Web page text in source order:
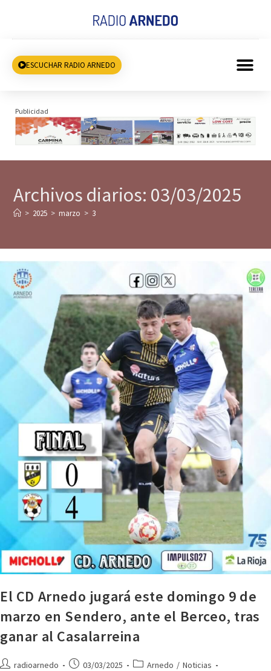
ESCUCHAR RADIO ARNEDO
Publicidad
Archivos diarios: 03/03/2025
> 2025 > marzo > 3
El CD Arnedo jugará este domingo 9 de
marzo en Sendero, ante el Berceo, tras
ganar al Casalarreina
radioarnedo 03/03/2025 Arnedo / Noticias